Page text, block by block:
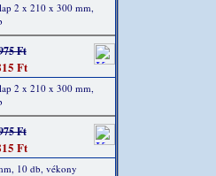
2 x 210 x 300 mm,
Ft
Ft
2 x 210 x 300 mm,
Ft
Ft
10 db, vékony